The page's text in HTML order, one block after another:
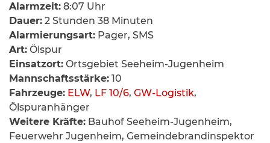
Alarmzeit: 8:07 Uhr
Dauer: 2 Stunden 38 Minuten
Alarmierungsart: Pager, SMS
Art: Ölspur
Einsatzort: Ortsgebiet Seeheim-Jugenheim
Mannschaftsstärke: 10
Fahrzeuge: ELW, LF 10/6,GW-Logistik,
Ölspuranhänger
Weitere Kräfte: Bauhof Seeheim-Jugenheim,
Feuerwehr Jugenheim, Gemeindebrandinspektor